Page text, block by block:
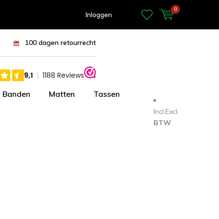
Inloggen
0
100 dagen retourrecht
Banden Matten Tassen
Incl.Excl.
BTW